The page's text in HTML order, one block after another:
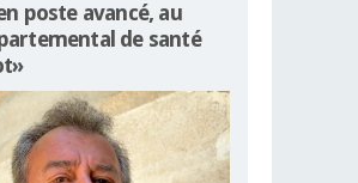
poste avancé, au
de santé